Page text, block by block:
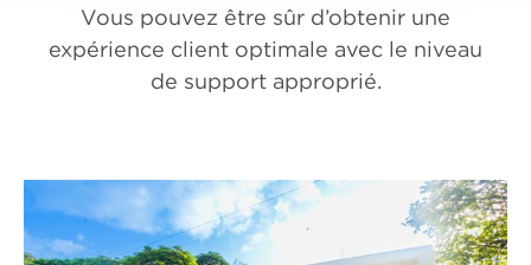
Vous pouvez être sûr d’obtenir une
expérience client optimale avec le niveau
de support approprié.